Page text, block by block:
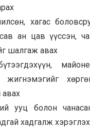
хагас
ан цав үүссэн,
шалгаж авах
авах
ууц болон
хадгалж